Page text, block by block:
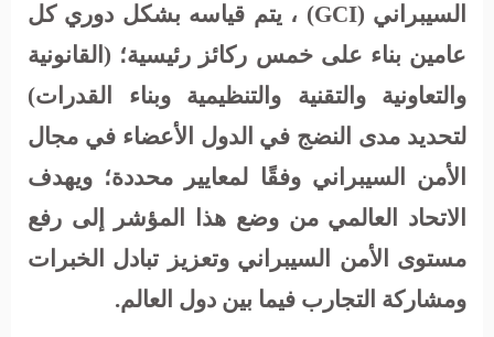
السيبراني (GCI) ، يتم قياسه بشكل دوري كل
عامين بناء على خمس ركائز رئيسية؛ (القانونية
والتعاونية والتقنية والتنظيمية وبناء القدرات)
لتحديد مدى النضج في الدول الأعضاء في مجال
الأمن السيبراني وفقًا لمعايير محددة؛ ويهدف
الاتحاد العالمي من وضع هذا المؤشر إلى رفع
مستوى الأمن السيبراني وتعزيز تبادل الخبرات
ومشاركة التجارب فيما بين دول العالم.